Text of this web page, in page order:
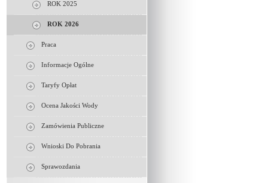
ROK 2025
ROK 2026
Praca
Informacje Ogólne
Taryfy Opłat
Ocena Jakości Wody
Zamówienia Publiczne
Wnioski Do Pobrania
Sprawozdania